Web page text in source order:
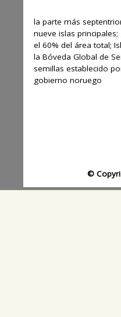
la parte más
nueve islas
el 60% del área total;
la Bóveda Global de
semillas establecido
gobierno noruego
©